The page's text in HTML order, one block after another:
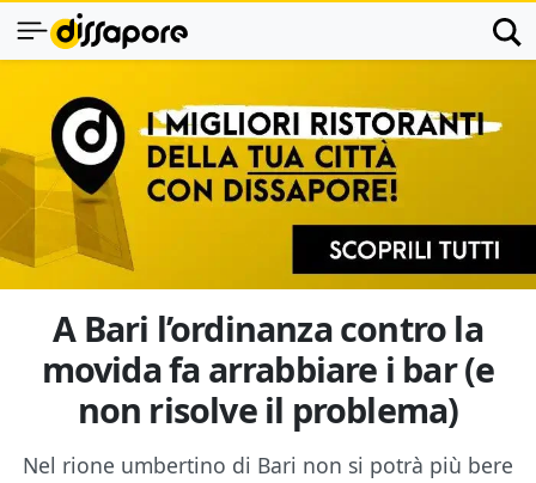
A Bari l’ordinanza contro la
movida fa arrabbiare i bar (e
non risolve il problema)
Nel rione umbertino di Bari non si potrà più bere